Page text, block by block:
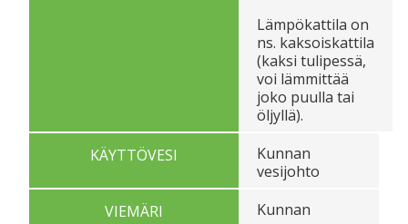
Lämpökattila on
ns. kaksoiskattila
(kaksi tulipessä,
voi lämmittää
joko puulla tai
öljyllä).
KÄYTTÖVESI
Kunnan
vesijohto
VIEMÄRI
Kunnan